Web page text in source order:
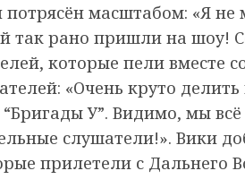
масштабом: «Я не
так рано пришли на шоу!
которые пели вместе
«Очень круто делить
У”. Видимо, мы
слушатели!». Вики
прилетели с Дальнего